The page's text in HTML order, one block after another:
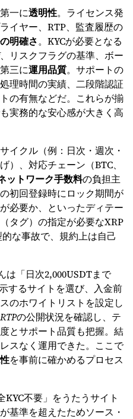
一に透明性。ライセンス発
イヤー、RTP、監査履歴の
明確さ。KYCが必要となる
、リスクフラグの基準、ボー
三に運用品質。サポートの
理時間の実績、二段階認証
の有無などだ。これらが揃
実務的な安心感が大きく高
イクル（例：日次・週次・
）、対応チェーン（BTC、
ットワーク手数料の負担主
初回登録時にロック期間が
必要か、といったディテー
タグ）の指定が必要なXRP
な事故で、規約上は自己
は「日次2,000USDTまで
するサイトを選び、入金前
のホワイトリストを設定し
RTPの公開状況を確認し、テ
とサポート品質も把握。結
スなく運用できた。ここで
を事前に確かめるプロセス
不要」をうたうサイト
基準を超えたためソース・